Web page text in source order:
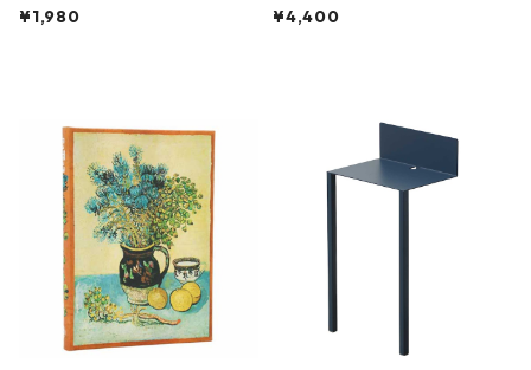
ch 3532 ルートート WR.ポーチ.ラ
¥1,980
AKU Timeless 100パーセント ス
¥4,400